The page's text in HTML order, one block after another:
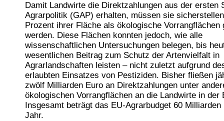
Damit Landwirte die Direktzahlungen aus der ersten
Agrarpolitik (GAP) erhalten, müssen sie
Prozent ihrer Fläche als ökologische Vorrangflächen
werden. Diese Flächen konnten jedoch, wie alle
wissenschaftlichen Untersuchungen belegen, bis
wesentlichen Beitrag zum Schutz der Artenvielfalt in
Agrarlandschaften leisten – nicht zuletzt aufgrund
erlaubten Einsatzes von Pestiziden. Bisher fließen
zwölf Milliarden Euro an Direktzahlungen unter
ökologischen Vorrangflächen an die Landwirte in der
Insgesamt beträgt das EU-Agrarbudget 60 Milliarden
Jahr.